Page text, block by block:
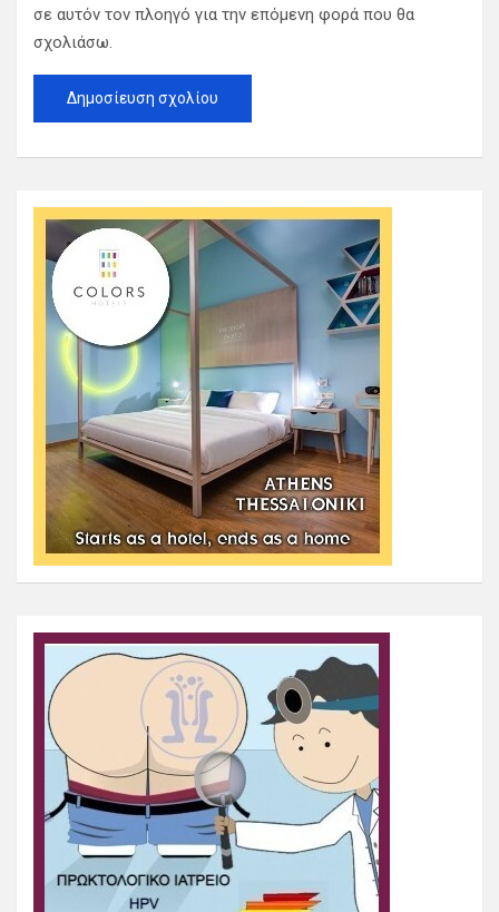
σε αυτόν τον πλοηγό για την επόμενη φορά που θα
σχολιάσω.